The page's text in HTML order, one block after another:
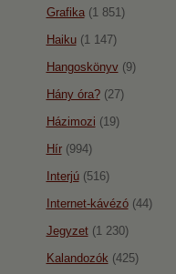
Grafika(1 851)
Haiku(1 147)
Hangoskönyv(9)
Hány óra?(27)
Házimozi (19)
Hír(994)
Interjú(516)
Internet-kávézó(44)
Jegyzet(1 230)
Kalandozók (425)